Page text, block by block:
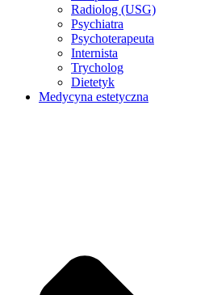
Radiolog (USG)
Psychiatra
Psychoterapeuta
Internista
Trycholog
Dietetyk
Medycyna estetyczna